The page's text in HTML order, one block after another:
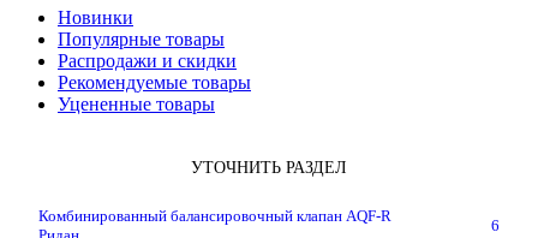
Новинки
Популярные товары
Распродажи и скидки
Рекомендуемые товары
Уцененные товары
УТОЧНИТЬ РАЗДЕЛ
Комбинированный балансировочный клапан AQF-R
6